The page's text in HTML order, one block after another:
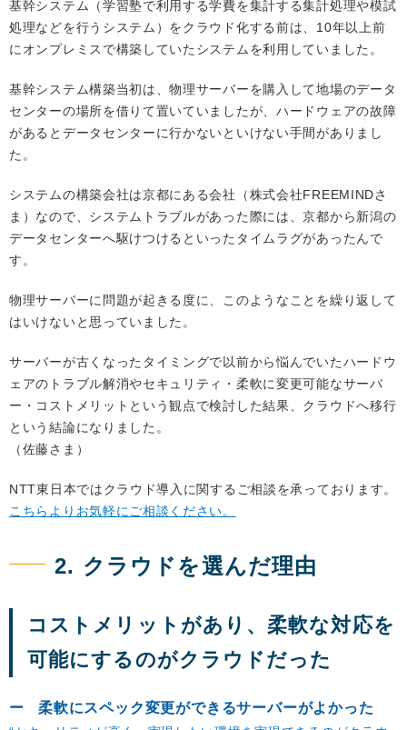
基幹システム（学習塾で利用する学費を集計する集計処理や模試
処理などを行うシステム）をクラウド化する前は、10年以上前
にオンプレミスで構築していたシステムを利用していました。
基幹システム構築当初は、物理サーバーを購入して地場のデータ
センターの場所を借りて置いていましたが、ハードウェアの故障
があるとデータセンターに行かないといけない手間がありまし
た。
システムの構築会社は京都にある会社（株式会社FREEMINDさ
ま）なので、システムトラブルがあった際には、京都から新潟の
データセンターへ駆けつけるといったタイムラグがあったんで
す。
物理サーバーに問題が起きる度に、このようなことを繰り返して
はいけないと思っていました。
サーバーが古くなったタイミングで以前から悩んでいたハードウ
ェアのトラブル解消やセキュリティ・柔軟に変更可能なサーバ
ー・コストメリットという観点で検討した結果、クラウドへ移行
という結論になりました。
（佐藤さま）
NTT東日本ではクラウド導入に関するご相談を承っております。
こちらよりお気軽にご相談ください。
2. クラウドを選んだ理由
コストメリットがあり、柔軟な対応を
可能にするのがクラウドだった
柔軟にスペック変更ができるサーバーがよかった